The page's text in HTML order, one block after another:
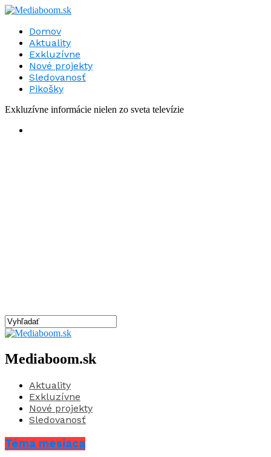
Domov
Aktuality
Exkluzívne
Nové projekty
Sledovanosť
Pikošky
Exkluzívne informácie nielen zo sveta televízie
Mediaboom.sk
Aktuality
Exkluzívne
Nové projekty
Sledovanosť
Téma mesiaca